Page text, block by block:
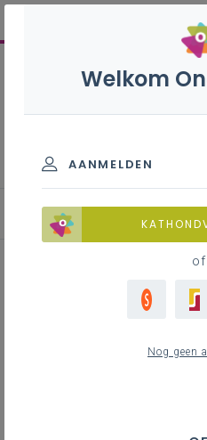
Bijlezen: inspiratieblog
Welkom
AANMELDEN
of
Nog geen